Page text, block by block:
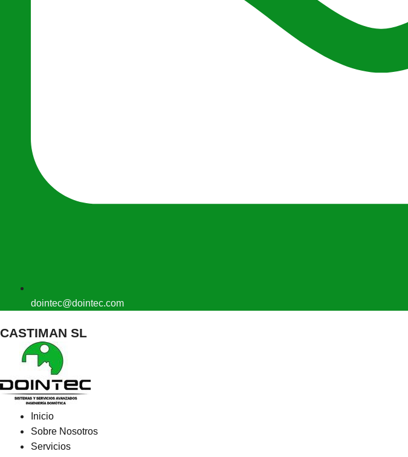
dointec@dointec.com
CASTIMAN SL
Inicio
Sobre Nosotros
Servicios